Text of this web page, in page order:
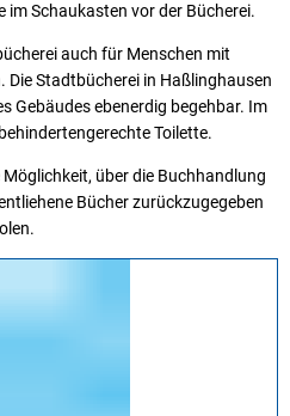
im Schaukasten vor der Bücherei.
auch für Menschen mit
Die Stadtbücherei in Haßlinghausen
Gebäudes ebenerdig begehbar. Im
Toilette.
über die Buchhandlung
Bücher zurückzugegeben